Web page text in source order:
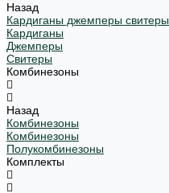
Назад
Кардиганы джемперы свитеры
Кардиганы
Джемперы
Свитеры
Комбинезоны
Назад
Комбинезоны
Комбинезоны
Полукомбинезоны
Комплекты